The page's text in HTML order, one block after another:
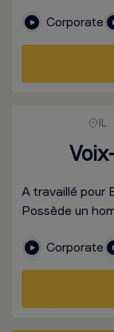
Corporate
IL
A travaillé pour
Possède un
Corporate